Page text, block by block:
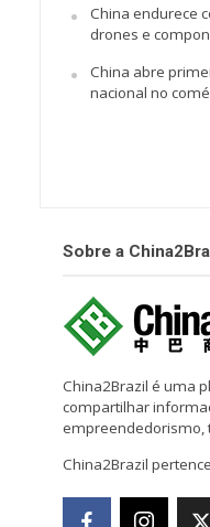
China endurece
drones e
China abre
nacional no
Sobre a
China2Brazil é uma
compartilhar
empreendedorismo,
China2Brazil